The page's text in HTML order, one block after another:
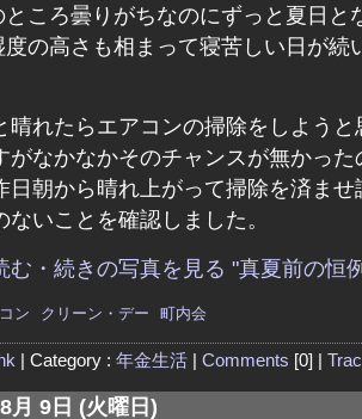
度の高さも相まって寝苦しい日が続
晴れたらエアコンの掃除をしようと
がなかなかそのチャンスが無かった
日朝から晴れ上がって掃除を済ませ
ないことを確認しました。
む・続きの写真を見る "真夏前の恒
ン クリーン・デー 町内会
| Category : 年金生活| Comments [0] |
月 9日 (火曜日)